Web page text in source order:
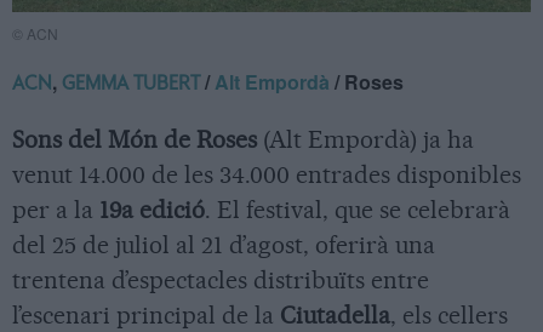
© ACN
ACN, GEMMA TUBERT /Alt Empordà / Roses
Sons del Món de Roses (Alt Empordà) ja ha
venut 14.000 de les 34.000 entrades disponibles
per a la 19a edició. El festival, que se celebrarà
del 25 de juliol al 21 d’agost, oferirà una
trentena d’espectacles distribuïts entre
l’escenari principal de la Ciutadella, els cellers